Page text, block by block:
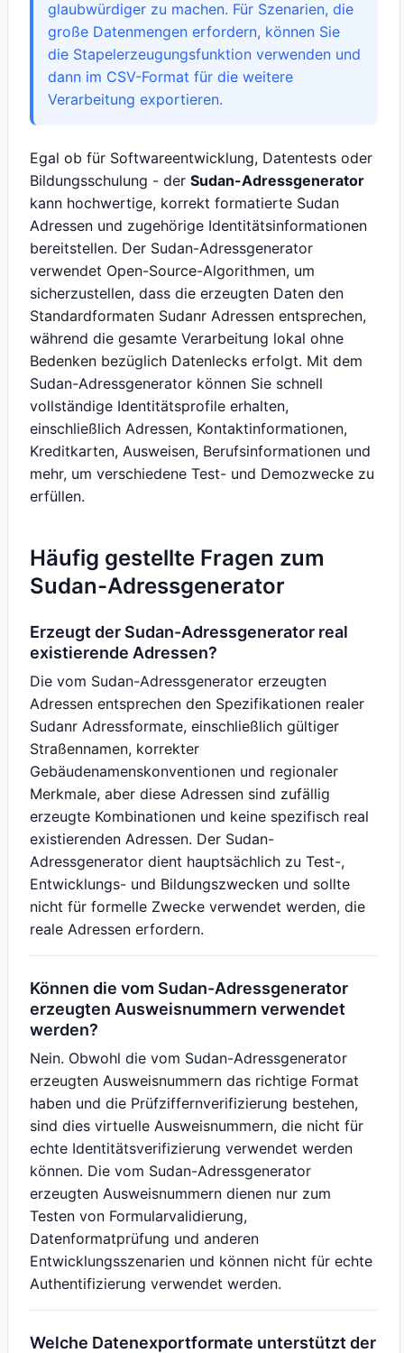
glaubwürdiger zu machen. Für Szenarien, die
große Datenmengen erfordern, können Sie
die Stapelerzeugungsfunktion verwenden und
dann im CSV-Format für die weitere
Verarbeitung exportieren.
Egal ob für Softwareentwicklung, Datentests oder
Bildungsschulung - der Sudan-Adressgenerator
kann hochwertige, korrekt formatierte Sudan
Adressen und zugehörige Identitätsinformationen
bereitstellen. Der Sudan-Adressgenerator
verwendet Open-Source-Algorithmen, um
sicherzustellen, dass die erzeugten Daten den
Standardformaten Sudanr Adressen entsprechen,
während die gesamte Verarbeitung lokal ohne
Bedenken bezüglich Datenlecks erfolgt. Mit dem
Sudan-Adressgenerator können Sie schnell
vollständige Identitätsprofile erhalten,
einschließlich Adressen, Kontaktinformationen,
Kreditkarten, Ausweisen, Berufsinformationen und
mehr, um verschiedene Test- und Demozwecke zu
erfüllen.
Häufig gestellte Fragen zum
Sudan-Adressgenerator
Erzeugt der Sudan-Adressgenerator real
existierende Adressen?
Die vom Sudan-Adressgenerator erzeugten
Adressen entsprechen den Spezifikationen realer
Sudanr Adressformate, einschließlich gültiger
Straßennamen, korrekter
Gebäudenamenskonventionen und regionaler
Merkmale, aber diese Adressen sind zufällig
erzeugte Kombinationen und keine spezifisch real
existierenden Adressen. Der Sudan-
Adressgenerator dient hauptsächlich zu Test-,
Entwicklungs- und Bildungszwecken und sollte
nicht für formelle Zwecke verwendet werden, die
reale Adressen erfordern.
Können die vom Sudan-Adressgenerator
erzeugten Ausweisnummern verwendet
werden?
Nein. Obwohl die vom Sudan-Adressgenerator
erzeugten Ausweisnummern das richtige Format
haben und die Prüfziffernverifizierung bestehen,
sind dies virtuelle Ausweisnummern, die nicht für
echte Identitätsverifizierung verwendet werden
können. Die vom Sudan-Adressgenerator
erzeugten Ausweisnummern dienen nur zum
Testen von Formularvalidierung,
Datenformatprüfung und anderen
Entwicklungsszenarien und können nicht für echte
Authentifizierung verwendet werden.
Welche Datenexportformate unterstützt der